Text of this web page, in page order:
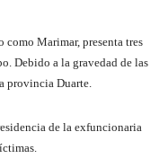
Marimar, presenta tres
Debido a la gravedad de las
provincia Duarte.
de la exfuncionaria